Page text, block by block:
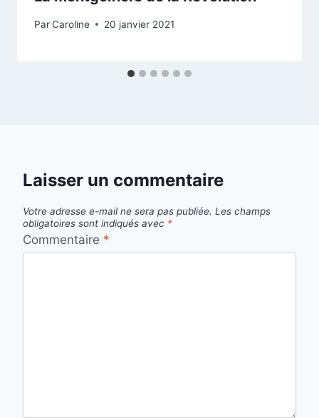
ParCaroline 20 janvier 2021
Laisser un commentaire
Votre adresse e-mail ne sera pas publiée. Les champs
obligatoires sont indiqués avec *
Commentaire *